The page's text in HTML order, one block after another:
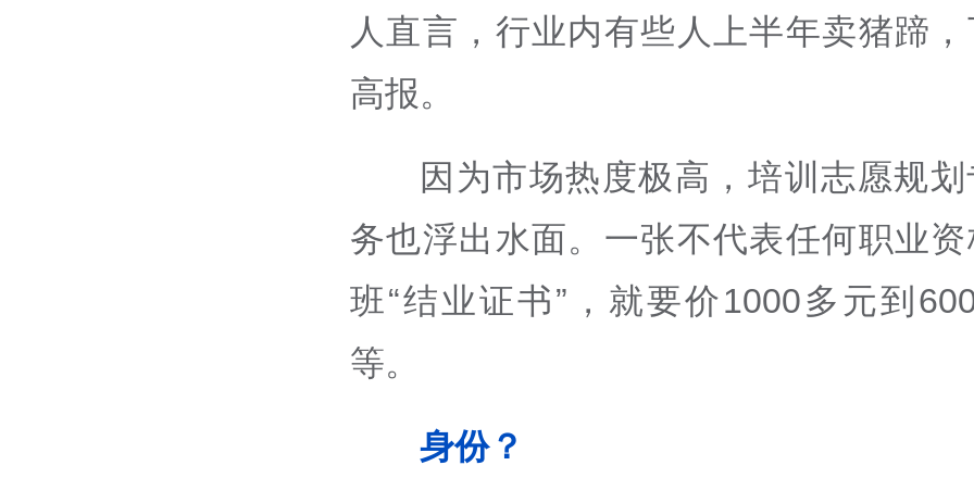
人直言，行业内有些人上半年卖猪蹄
高报。
因为市场热度极高，培训志愿规
务也浮出水面。一张不代表任何职业
班“结业证书”，就要价1000多元到
等。
身份？